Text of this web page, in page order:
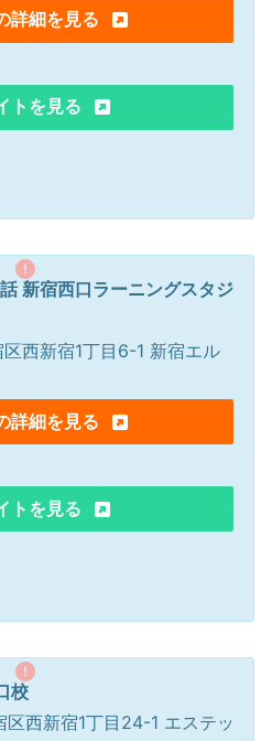
詳細を見る
トを見る
新宿西口ラーニングスタジ
西新宿1丁目6-1 新宿エル
詳細を見る
トを見る
校
西新宿1丁目24-1 エステッ